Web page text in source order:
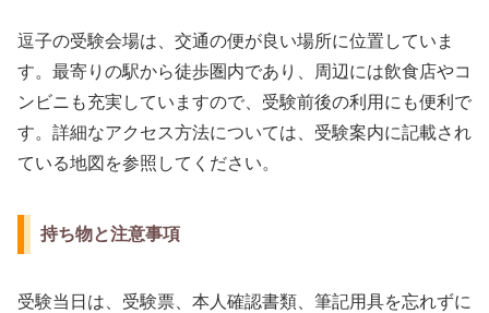
逗子の受験会場は、交通の便が良い場所に位置していま
す。最寄りの駅から徒歩圏内であり、周辺には飲食店やコ
ンビニも充実していますので、受験前後の利用にも便利で
す。詳細なアクセス方法については、受験案内に記載され
ている地図を参照してください。
持ち物と注意事項
受験当日は、受験票、本人確認書類、筆記用具を忘れずに